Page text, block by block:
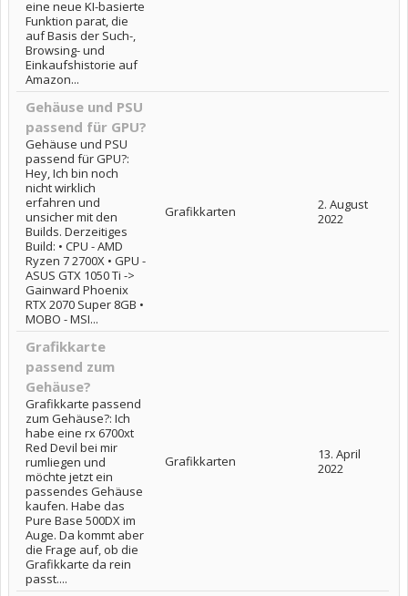
eine neue KI-basierte
Funktion parat, die
auf Basis der Such-,
Browsing- und
Einkaufshistorie auf
Amazon...
Gehäuse und PSU
passend für GPU?
Gehäuse und PSU
passend für GPU?:
Hey, Ich bin noch
nicht wirklich
erfahren und
unsicher mit den
Builds. Derzeitiges
Build: • CPU - AMD
Ryzen 7 2700X • GPU -
ASUS GTX 1050 Ti ->
Gainward Phoenix
RTX 2070 Super 8GB •
MOBO - MSI...
Grafikkarten
2. August
2022
Grafikkarte
passend zum
Gehäuse?
Grafikkarte passend
zum Gehäuse?: Ich
habe eine rx 6700xt
Red Devil bei mir
rumliegen und
möchte jetzt ein
passendes Gehäuse
kaufen. Habe das
Pure Base 500DX im
Auge. Da kommt aber
die Frage auf, ob die
Grafikkarte da rein
passt....
Grafikkarten
13. April
2022